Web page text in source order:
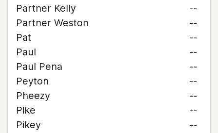
Partner Kelly
--
Partner Weston
--
Pat
--
Paul
--
Paul Pena
--
Peyton
--
Pheezy
--
Pike
--
Pikey
--